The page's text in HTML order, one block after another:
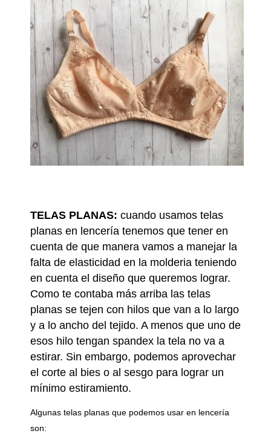
TELAS PLANAS: cuando usamos telas
planas en lencería tenemos que tener en
cuenta de que manera vamos a manejar la
falta de elasticidad en la molderia teniendo
en cuenta el diseño que queremos lograr.
Como te contaba más arriba las telas
planas se tejen con hilos que van a lo largo
y a lo ancho del tejido. A menos que uno de
esos hilo tengan spandex la tela no va a
estirar. Sin embargo, podemos aprovechar
el corte al bies o al sesgo para lograr un
mínimo estiramiento.
Algunas telas planas que podemos usar en lencería
son: